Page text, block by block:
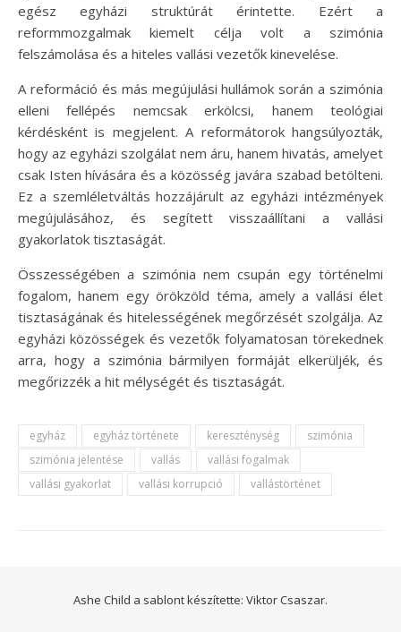
egész egyházi struktúrát érintette. Ezért a
reformmozgalmak kiemelt célja volt a szimónia
felszámolása és a hiteles vallási vezetők kinevelése.
A reformáció és más megújulási hullámok során a szimónia
elleni fellépés nemcsak erkölcsi, hanem teológiai
kérdésként is megjelent. A reformátorok hangsúlyozták,
hogy az egyházi szolgálat nem áru, hanem hivatás, amelyet
csak Isten hívására és a közösség javára szabad betölteni.
Ez a szemléletváltás hozzájárult az egyházi intézmények
megújulásához, és segített visszaállítani a vallási
gyakorlatok tisztaságát.
Összességében a szimónia nem csupán egy történelmi
fogalom, hanem egy örökzöld téma, amely a vallási élet
tisztaságának és hitelességének megőrzését szolgálja. Az
egyházi közösségek és vezetők folyamatosan törekednek
arra, hogy a szimónia bármilyen formáját elkerüljék, és
megőrizzék a hit mélységét és tisztaságát.
egyház egyház története kereszténység
szimónia
szimónia jelentése
vallás
vallási fogalmak
vallási gyakorlat
vallási korrupció vallástörténet
Ashe Child a sablont készítette: Viktor Csaszar.